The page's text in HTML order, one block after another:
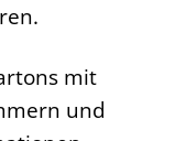
mit
und